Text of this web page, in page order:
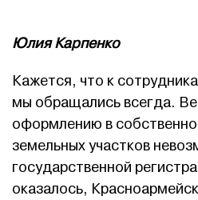
Юлия Карпенко
Кажется, что к
мы обращались всегда.
оформлению в
земельных участков
государственной
оказалось,